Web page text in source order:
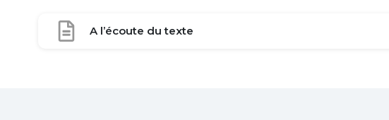
A l’écoute du texte